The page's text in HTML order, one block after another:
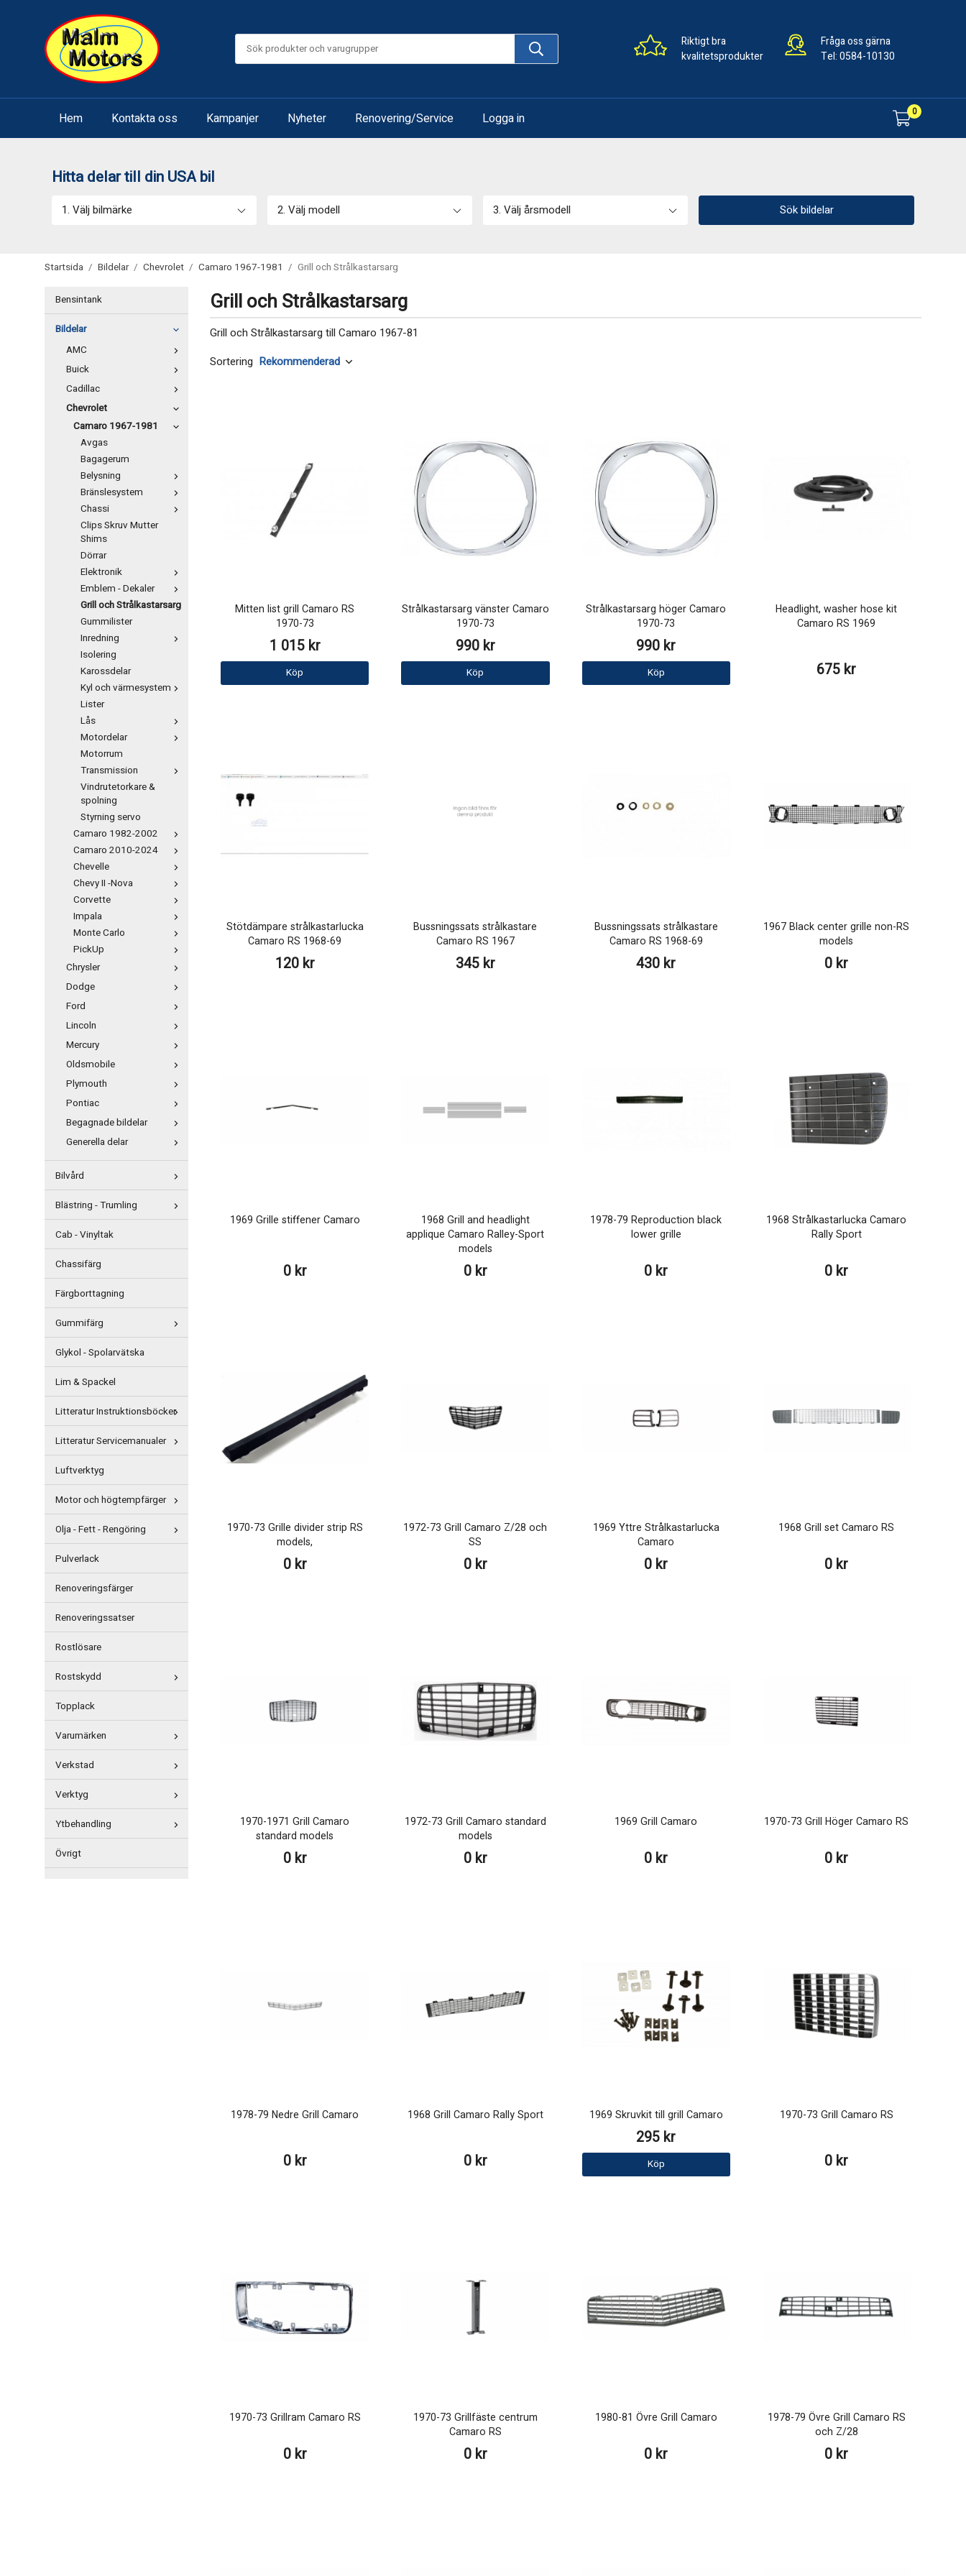
Riktigt bra
kvalitetsprodukter
Fråga oss gärna
Tel:0584-10130
Hem Kontakta oss Kampanjer Nyheter Renovering/Service Logga in 0
Hitta delar till din USA bil
1. Välj bilmärke 2. Välj modell 3. Välj årsmodell Sök bildelar
Startsida / Bildelar / Chevrolet / Camaro 1967-1981 / Grill och Strålkastarsarg
Bensintank
Bildelar
AMC
Buick
Cadillac
Chevrolet
Camaro 1967-1981
Avgas
Bagagerum
Belysning
Bränslesystem
Chassi
Clips Skruv Mutter
Shims
Dörrar
Elektronik
Emblem - Dekaler
Grill och Strålkastarsarg
Gummilister
Inredning
Isolering
Karossdelar
Kyl och värmesystem
Lister
Lås
Motordelar
Motorrum
Transmission
Vindrutetorkare &
spolning
Styrning servo
Camaro 1982-2002
Camaro 2010-2024
Chevelle
Chevy II -Nova
Corvette
Impala
Monte Carlo
PickUp
Chrysler
Dodge
Ford
Lincoln
Mercury
Oldsmobile
Plymouth
Pontiac
Begagnade bildelar
Generella delar
Bilvård
Blästring - Trumling
Cab - Vinyltak
Chassifärg
Färgborttagning
Gummifärg
Glykol - Spolarvätska
Lim & Spackel
Litteratur Instruktionsböcker
Litteratur Servicemanualer
Luftverktyg
Motor och högtempfärger
Olja - Fett - Rengöring
Pulverlack
Renoveringsfärger
Renoveringssatser
Rostlösare
Rostskydd
Topplack
Varumärken
Verkstad
Verktyg
Ytbehandling
Övrigt
Grill och Strålkastarsarg
Grill och Strålkastarsarg till Camaro 1967-81
Sortering
Mitten list grill Camaro RS
1970-73
1 015 kr
Köp
Strålkastarsarg vänster Camaro
1970-73
990 kr
Köp
Strålkastarsarg höger Camaro
1970-73
990 kr
Köp
Headlight, washer hose kit
Camaro RS 1969
675 kr
Stötdämpare strålkastarlucka
Camaro RS 1968-69
120 kr
Bussningssats strålkastare
Camaro RS 1967
345 kr
Bussningssats strålkastare
Camaro RS 1968-69
430 kr
1967 Black center grille non-RS
models
0 kr
1969 Grille stiffener Camaro
0 kr
1968 Grill and headlight
applique Camaro Ralley-Sport
models
0 kr
1978-79 Reproduction black
lower grille
0 kr
1968 Strålkastarlucka Camaro
Rally Sport
0 kr
1970-73 Grille divider strip RS
models,
0 kr
1972-73 Grill Camaro Z/28 och
SS
0 kr
1969 Yttre Strålkastarlucka
Camaro
0 kr
1968 Grill set Camaro RS
0 kr
1970-1971 Grill Camaro
standard models
0 kr
1972-73 Grill Camaro standard
models
0 kr
1969 Grill Camaro
0 kr
1970-73 Grill Höger Camaro RS
0 kr
1978-79 Nedre Grill Camaro
0 kr
1968 Grill Camaro Rally Sport
0 kr
1969 Skruvkit till grill Camaro
295 kr
Köp
1970-73 Grill Camaro RS
0 kr
1970-73 Grillram Camaro RS
0 kr
1970-73 Grillfäste centrum
Camaro RS
0 kr
1980-81 Övre Grill Camaro
0 kr
1978-79 Övre Grill Camaro RS
och Z/28
0 kr